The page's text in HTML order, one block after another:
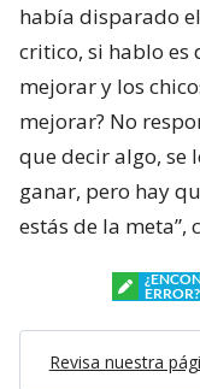
había disparado
critico, si hablo es
mejorar y los
mejorar? No
que decir algo, se
ganar, pero hay
estás de la meta”,
ERROR?
Revisa nuestra